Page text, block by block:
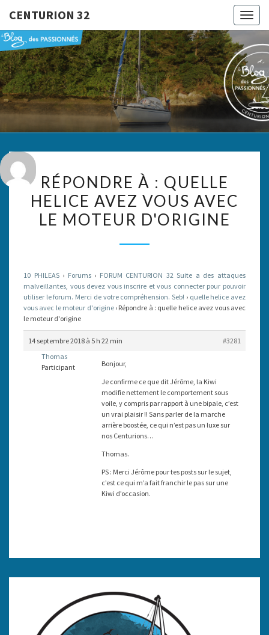
CENTURION 32
32
Le Blog
Des
Passionnés
À :
QUELLE
HELICE
LE
MOTEUR
D'ORIGINE
RÉPONDRE À : QUELLE
HELICE AVEZ VOUS AVEC
LE MOTEUR D'ORIGINE
10 PHILEAS › Forums › FORUM CENTURION 32 Suite a des attaques
malveillantes, vous devez vous inscrire et vous connecter pour pouvoir
utiliser le forum. Merci de votre compréhension. Seb! › quelle helice avez
vous avec le moteur d'origine › Répondre à : quelle helice avez vous avec
le moteur d'origine
14 septembre 2018 à 5 h 22 min
#3281
Thomas
Participant
Bonjour,
Je confirme ce que dit Jérôme, la Kiwi
modifie nettement le comportement sous
voile, y compris par rapport à une bipale, c’est
un vrai plaisir !! Sans parler de la marche
arrière boostée, ce qui n’est pas un luxe sur
nos Centurions…
Thomas.
PS : Merci Jérôme pour tes posts sur le sujet,
c’est ce qui m’a fait franchir le pas sur une
Kiwi d’occasion.